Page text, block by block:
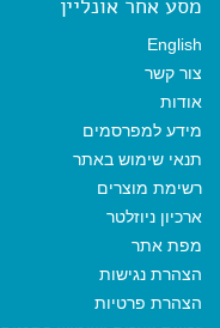
מסע אחר אונליין
English
צור קשר
אודות
מידע למפרסמים
תנאי שימוש באתר
רשימת מוצרים
ארכיון ניוזלטר
מפת אתר
הצהרת נגישות
הצהרת פרטיות